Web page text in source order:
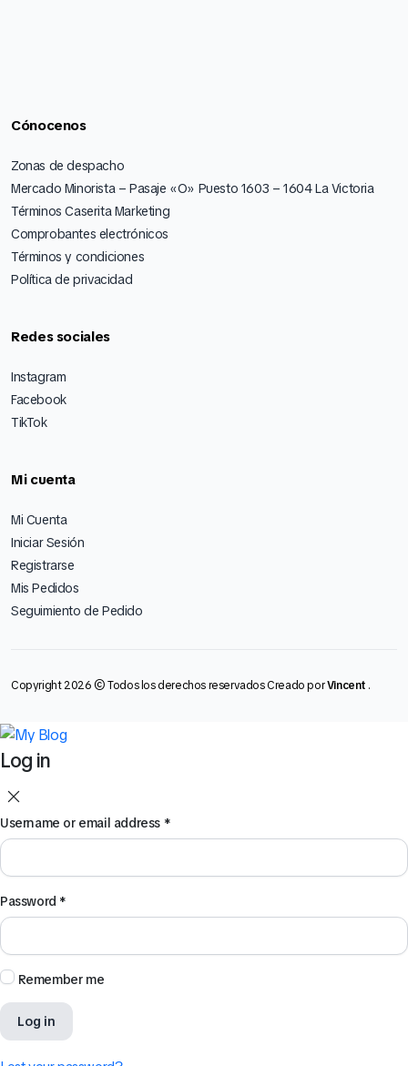
Cónocenos
Zonas de despacho
Mercado Minorista – Pasaje «O» Puesto 1603 – 1604 La Victoria
Términos Caserita Marketing
Comprobantes electrónicos
Términos y condiciones
Política de privacidad
Redes sociales
Instagram
Facebook
TikTok
Mi cuenta
Mi Cuenta
Iniciar Sesión
Registrarse
Mis Pedidos
Seguimiento de Pedido
Copyright 2026 © Todos los derechos reservados Creado porVincent .
Log in
Username or email address *
Password *
Remember me
Log in